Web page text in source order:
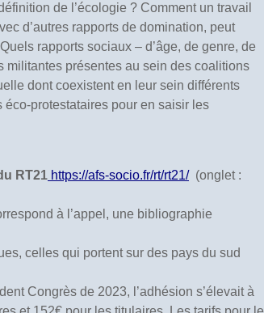
de l’écologie ? Comment un travail
d’autres rapports de domination, peut
rapports sociaux – d’âge, de genre, de
militantes présentes au sein des coalitions
dont coexistent en leur sein différents
éco-protestataires pour en saisir les
RT21 https://afs-socio.fr/rt/rt21/(onglet :
à l’appel, une bibliographie
celles qui portent sur des pays du sud
Congrès de 2023, l’adhésion s’élevait à